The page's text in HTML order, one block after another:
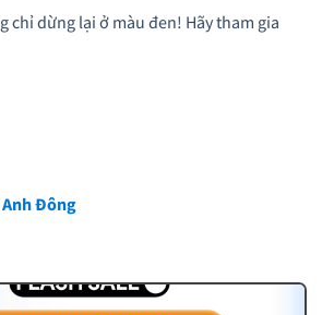
chỉ dừng lại ở màu đen! Hãy tham gia
Anh Đông